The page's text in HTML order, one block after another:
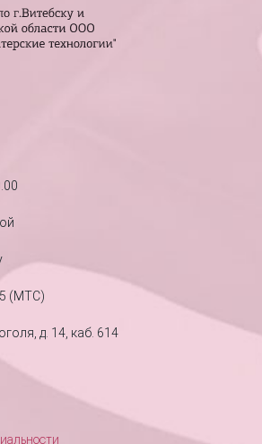
(MTC)
д. 14, каб. 614